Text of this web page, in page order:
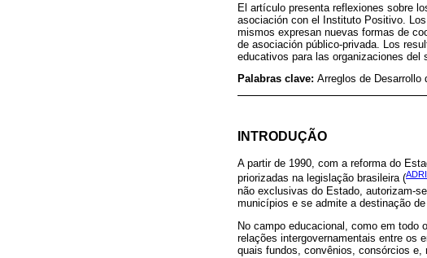
El artículo presenta reflexiones sobre
asociación con el Instituto Positivo.
mismos expresan nuevas formas de
de asociación público-privada. Los
educativos para las organizaciones del
Palabras clave: Arreglos de Desarrollo
INTRODUÇÃO
A partir de 1990, com a reforma do
priorizadas na legislação brasileira (
não exclusivas do Estado, autorizam-
municípios e se admite a destinação
No campo educacional, como em todo
relações intergovernamentais entre os
quais fundos, convênios, consórcios e,